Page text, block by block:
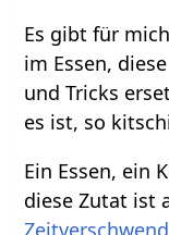
Es gibt für
im Essen,
und Tricks
es ist, so
Ein Essen, ein
diese Zutat ist